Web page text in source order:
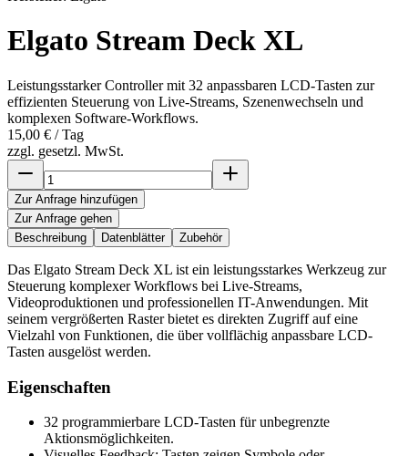
Elgato Stream Deck XL
Leistungsstarker Controller mit 32 anpassbaren LCD-Tasten zur
effizienten Steuerung von Live-Streams, Szenenwechseln und
komplexen Software-Workflows.
15,00 € / Tag
zzgl. gesetzl. MwSt.
Zur Anfrage hinzufügen
Zur Anfrage gehen
Beschreibung
Datenblätter Zubehör
Das Elgato Stream Deck XL ist ein leistungsstarkes Werkzeug zur
Steuerung komplexer Workflows bei Live-Streams,
Videoproduktionen und professionellen IT-Anwendungen. Mit
seinem vergrößerten Raster bietet es direkten Zugriff auf eine
Vielzahl von Funktionen, die über vollflächig anpassbare LCD-
Tasten ausgelöst werden.
Eigenschaften
32 programmierbare LCD-Tasten für unbegrenzte
Aktionsmöglichkeiten.